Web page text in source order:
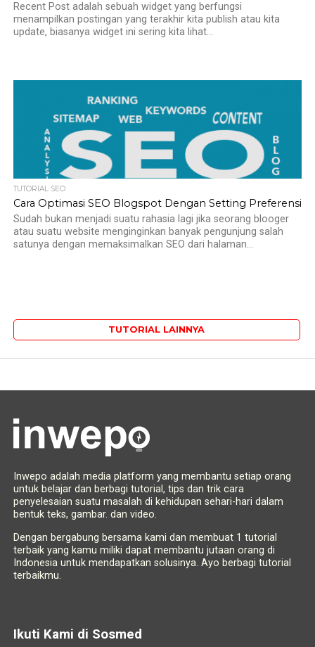
Recent Post adalah sebuah widget yang berfungsi
menampilkan postingan yang terakhir kita publish atau kita
update, biasanya widget ini sering kita lihat...
TUTORIAL SEO
Cara Optimasi SEO Blogspot Dengan Setting Preferensi
Sudah bukan menjadi suatu rahasia lagi jika seorang blooger
atau suatu website menginginkan banyak pengunjung salah
satunya dengan memaksimalkan SEO dari halaman...
TUTORIAL LAINNYA
Inwepo adalah media platform yang membantu setiap orang
untuk belajar dan berbagi tutorial, tips dan trik cara
penyelesaian suatu masalah di kehidupan sehari-hari dalam
bentuk teks, gambar. dan video.
Dengan bergabung bersama kami dan membuat 1 tutorial
terbaik yang kamu miliki dapat membantu jutaan orang di
Indonesia untuk mendapatkan solusinya. Ayo berbagi tutorial
terbaikmu.
Ikuti Kami di Sosmed